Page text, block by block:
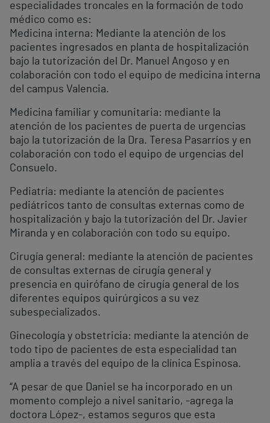
especialidades troncales en la formación de todo
médico como es:
Medicina interna: Mediante la atención de los
pacientes ingresados en planta de hospitalización
bajo la tutorización del Dr. Manuel Angoso y en
colaboración con todo el equipo de medicina interna
del campus Valencia.
Medicina familiar y comunitaria: mediante la
atención de los pacientes de puerta de urgencias
bajo la tutorización de la Dra. Teresa Pasarríos y en
colaboración con todo el equipo de urgencias del
Consuelo.
Pediatría: mediante la atención de pacientes
pediátricos tanto de consultas externas como de
hospitalización y bajo la tutorización del Dr. Javier
Miranda y en colaboración con todo su equipo.
Cirugía general: mediante la atención de pacientes
de consultas externas de cirugía general y
presencia en quirófano de cirugía general de los
diferentes equipos quirúrgicos a su vez
subespecializados.
Ginecología y obstetricia: mediante la atención de
todo tipo de pacientes de esta especialidad tan
amplia a través del equipo de la clínica Espinosa.
“A pesar de que Daniel se ha incorporado en un
momento complejo a nivel sanitario, -agrega la
doctora López-, estamos seguros que esta